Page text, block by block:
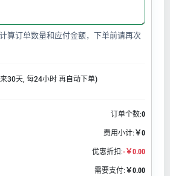
算订单数量和应付金额，下单前请再次
30天, 每24小时 再自动下单)
订单个数:0
费用小计: ￥0
优惠折扣:-￥0.00
需要支付: ￥0.00